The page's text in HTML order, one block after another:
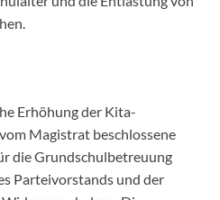
Erhöhung der Kita-
Magistrat beschlossene
die Grundschulbetreuung
Parteivorstands und der